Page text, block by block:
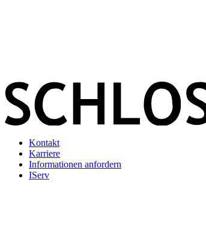
Kontakt
Karriere
Informationen anfordern
IServ